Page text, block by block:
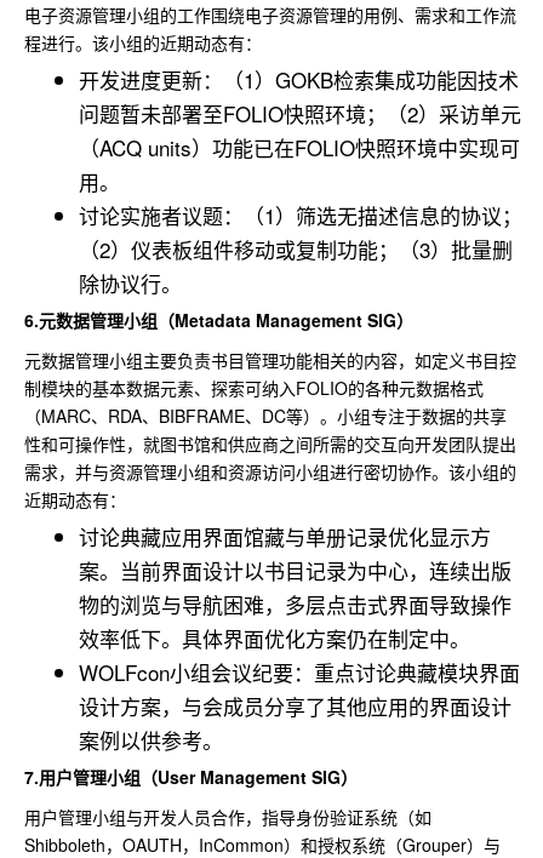
电子资源管理小组的工作围绕电子资源管理的用例、需求和工作流
程进行。该小组的近期动态有：
开发进度更新：（1）GOKB检索集成功能因技术
问题暂未部署至FOLIO快照环境；（2）采访单元
（ACQ units）功能已在FOLIO快照环境中实现可
用。
讨论实施者议题：（1）筛选无描述信息的协议；
（2）仪表板组件移动或复制功能；（3）批量删
除协议行。
6.元数据管理小组（Metadata Management SIG）
元数据管理小组主要负责书目管理功能相关的内容，如定义书目控
制模块的基本数据元素、探索可纳入FOLIO的各种元数据格式
（MARC、RDA、BIBFRAME、DC等）。小组专注于数据的共享
性和可操作性，就图书馆和供应商之间所需的交互向开发团队提出
需求，并与资源管理小组和资源访问小组进行密切协作。该小组的
近期动态有：
讨论典藏应用界面馆藏与单册记录优化显示方
案。当前界面设计以书目记录为中心，连续出版
物的浏览与导航困难，多层点击式界面导致操作
效率低下。具体界面优化方案仍在制定中。
WOLFcon小组会议纪要：重点讨论典藏模块界面
设计方案，与会成员分享了其他应用的界面设计
案例以供参考。
7.用户管理小组（User Management SIG）
用户管理小组与开发人员合作，指导身份验证系统（如
Shibboleth，OAUTH，InCommon）和授权系统（Grouper）与